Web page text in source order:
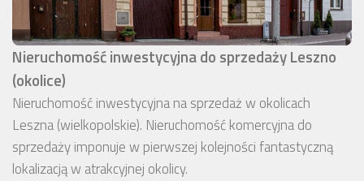
Nieruchomość inwestycyjna do sprzedaży Leszno
(okolice)
Nieruchomość inwestycyjna na sprzedaż w okolicach
Leszna (wielkopolskie). Nieruchomość komercyjna do
sprzedaży imponuje w pierwszej kolejności fantastyczną
lokalizacją w atrakcyjnej okolicy.